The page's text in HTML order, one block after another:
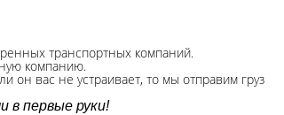
транспортных компаний.
компанию.
он вас не устраивает, то мы отправим груз
в первые руки!